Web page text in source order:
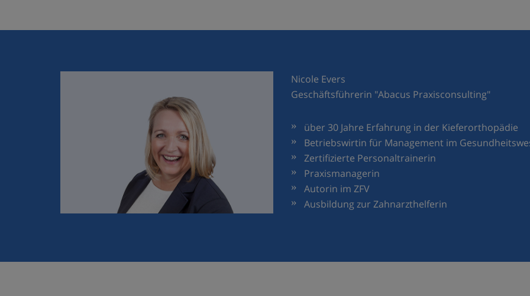
Nicole Evers
Geschäftsführerin "Abacus Praxisconsulting"
über 30 Jahre Erfahrung in der Kieferorthopädie
Betriebswirtin für Management im
Zertifizierte Personaltrainerin
Praxismanagerin
Autorin im ZFV
Ausbildung zur Zahnarzthelferin